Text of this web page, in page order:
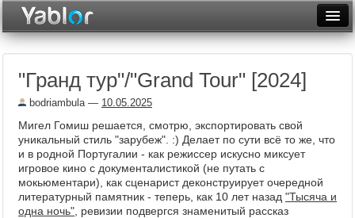
Неделя
Рейтинги
Архив
Фототоп
"Гранд тур"/"Grand Tour" [2024]
bodriambula— 10.05.2025
Мигел Гомиш решается, смотрю, экспортировать свой
уникальный стиль "зарубеж". :) Делает по сути всё то же, что
и в родной Португалии - как режиссер искусно миксует
игровое кино с документалистикой (не путать с
мокьюментари), как сценарист деконструирует очередной
литературный памятник - теперь, как 10 лет назад "Тысяча и
одна ночь" , ревизии подвергся знаменитый рассказ